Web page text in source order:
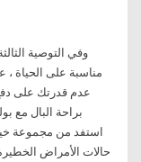
وفي التوصية
عدم قدرتك على
براحة البال مع